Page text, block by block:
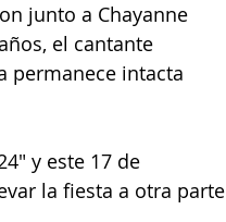
junto a Chayanne
el cantante
permanece intacta
y este 17 de
la fiesta a otra parte